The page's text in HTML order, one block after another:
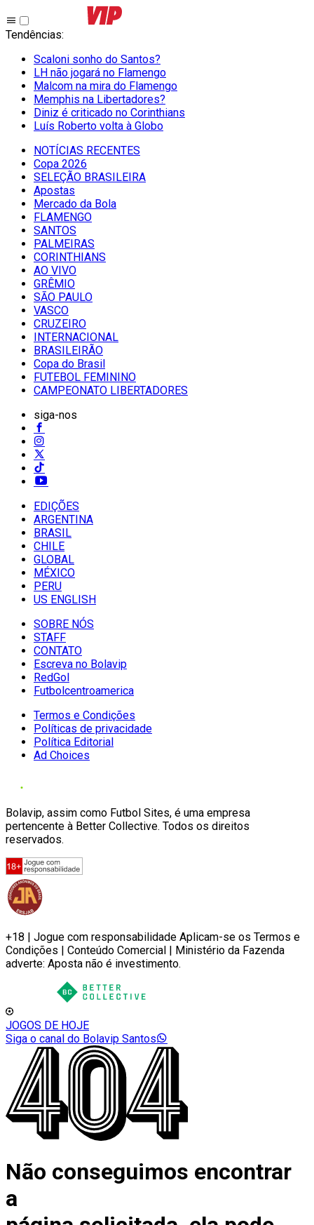
Tendências:
Scaloni sonho do Santos?
LH não jogará no Flamengo
Malcom na mira do Flamengo
Memphis na Libertadores?
Diniz é criticado no Corinthians
Luís Roberto volta à Globo
NOTÍCIAS RECENTES
Copa 2026
SELEÇÃO BRASILEIRA
Apostas
Mercado da Bola
FLAMENGO
SANTOS
PALMEIRAS
CORINTHIANS
AO VIVO
GRÊMIO
SĀO PAULO
VASCO
CRUZEIRO
INTERNACIONAL
BRASILEIRÃO
Copa do Brasil
FUTEBOL FEMININO
CAMPEONATO LIBERTADORES
siga-nos
EDIÇÕES
ARGENTINA
BRASIL
CHILE
GLOBAL
MÉXICO
PERU
US ENGLISH
SOBRE NÓS
STAFF
CONTATO
Escreva no Bolavip
RedGol
Futbolcentroamerica
Termos e Condições
Políticas de privacidade
Política Editorial
Ad Choices
Bolavip, assim como Futbol Sites, é uma empresa
pertencente à Better Collective. Todos os direitos
reservados.
+18 | Jogue com responsabilidade Aplicam-se os Termos e
Condições | Conteúdo Comercial | Ministério da Fazenda
adverte: Aposta não é investimento.
JOGOS DE HOJE
Siga o canal do Bolavip Santos
Não conseguimos encontrar
a